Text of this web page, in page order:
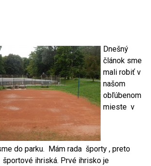
Dnešný
článok sme
mali robiť v
našom
obľúbenom
mieste v
do parku. Mám rada športy , preto
ihriská. Prvé ihrisko je